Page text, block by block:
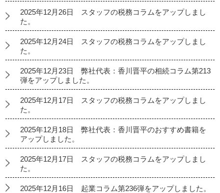
2025年12月26日 スタッフの税務コラムをアップしまし
た。
2025年12月24日 スタッフの税務コラムをアップしまし
た。
2025年12月23日 弊社代表：香川晋平の相続コラム第213
弾をアップしました。
2025年12月17日 スタッフの税務コラムをアップしまし
た。
2025年12月18日 弊社代表：香川晋平のおすすめ書籍を
アップしました。
2025年12月17日 スタッフの税務コラムをアップしまし
た。
2025年12月16日 起業コラム第236弾をアップしました。